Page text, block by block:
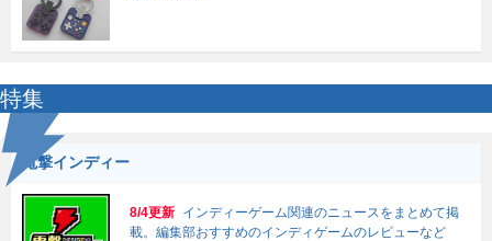
特集
電撃インディー
8/4更新 インディーゲーム関連のニュースをまとめて掲
載。編集部おすすめのインディゲームのレビューなど